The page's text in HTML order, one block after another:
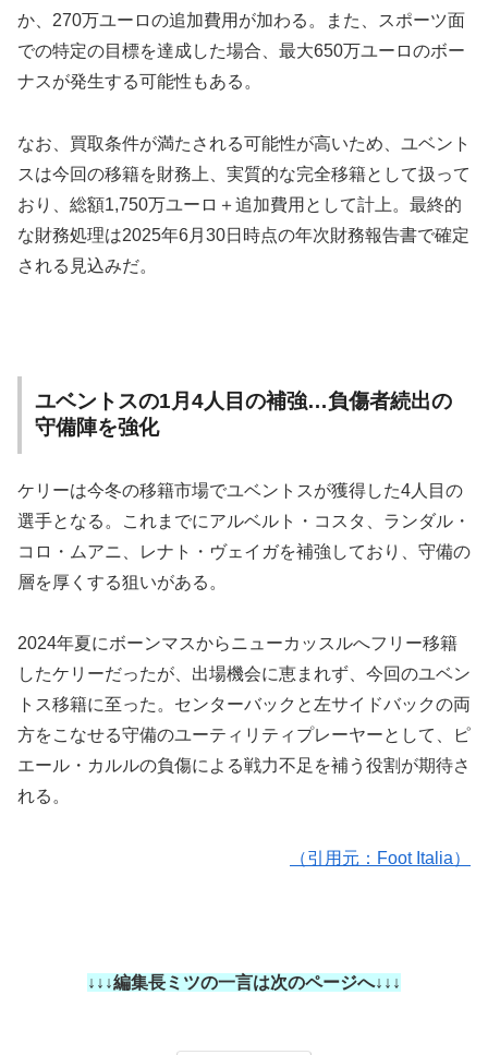
か、270万ユーロの追加費用が加わる。また、スポーツ面
での特定の目標を達成した場合、最大650万ユーロのボー
ナスが発生する可能性もある。
なお、買取条件が満たされる可能性が高いため、ユベント
スは今回の移籍を財務上、実質的な完全移籍として扱って
おり、総額1,750万ユーロ＋追加費用として計上。最終的
な財務処理は2025年6月30日時点の年次財務報告書で確定
される見込みだ。
ユベントスの1月4人目の補強…負傷者続出の
守備陣を強化
ケリーは今冬の移籍市場でユベントスが獲得した4人目の
選手となる。これまでにアルベルト・コスタ、ランダル・
コロ・ムアニ、レナト・ヴェイガを補強しており、守備の
層を厚くする狙いがある。
2024年夏にボーンマスからニューカッスルへフリー移籍
したケリーだったが、出場機会に恵まれず、今回のユベン
トス移籍に至った。センターバックと左サイドバックの両
方をこなせる守備のユーティリティプレーヤーとして、ピ
エール・カルルの負傷による戦力不足を補う役割が期待さ
れる。
（引用元：Foot Italia）
↓↓↓編集長ミツの一言は次のページへ↓↓↓